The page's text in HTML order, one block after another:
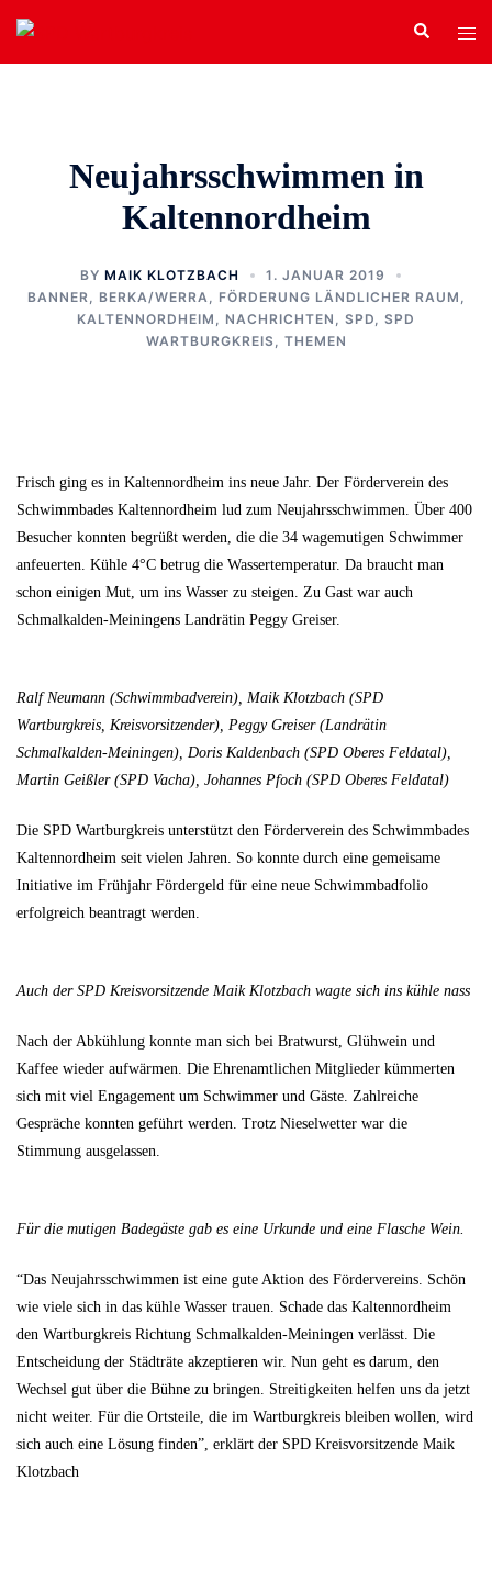
Zum
Inhalt
springen
Search
Neujahrsschwimmen in
Kaltennordheim
BY MAIK KLOTZBACH
1. JANUAR 2019
BANNER
BERKA/WERRA FÖRDERUNG LÄNDLICHER RAUM
KALTENNORDHEIM
NACHRICHTEN SPD
SPD
WARTBURGKREIS
THEMEN
Frisch ging es in Kaltennordheim ins neue Jahr. Der Förderverein des
Schwimmbades Kaltennordheim lud zum Neujahrsschwimmen. Über 400
Besucher konnten begrüßt werden, die die 34 wagemutigen Schwimmer
anfeuerten. Kühle 4°C betrug die Wassertemperatur. Da braucht man
schon einigen Mut, um ins Wasser zu steigen. Zu Gast war auch
Schmalkalden-Meiningens Landrätin Peggy Greiser.
Ralf Neumann (Schwimmbadverein), Maik Klotzbach (SPD
Wartburgkreis, Kreisvorsitzender), Peggy Greiser (Landrätin
Schmalkalden-Meiningen), Doris Kaldenbach (SPD Oberes Feldatal),
Martin Geißler (SPD Vacha), Johannes Pfoch (SPD Oberes Feldatal)
Die SPD Wartburgkreis unterstützt den Förderverein des Schwimmbades
Kaltennordheim seit vielen Jahren. So konnte durch eine gemeisame
Initiative im Frühjahr Fördergeld für eine neue Schwimmbadfolio
erfolgreich beantragt werden.
Auch der SPD Kreisvorsitzende Maik Klotzbach wagte sich ins kühle nass
Nach der Abkühlung konnte man sich bei Bratwurst, Glühwein und
Kaffee wieder aufwärmen. Die Ehrenamtlichen Mitglieder kümmerten
sich mit viel Engagement um Schwimmer und Gäste. Zahlreiche
Gespräche konnten geführt werden. Trotz Nieselwetter war die
Stimmung ausgelassen.
Für die mutigen Badegäste gab es eine Urkunde und eine Flasche Wein.
“Das Neujahrsschwimmen ist eine gute Aktion des Fördervereins. Schön
wie viele sich in das kühle Wasser trauen. Schade das Kaltennordheim
den Wartburgkreis Richtung Schmalkalden-Meiningen verlässt. Die
Entscheidung der Städträte akzeptieren wir. Nun geht es darum, den
Wechsel gut über die Bühne zu bringen. Streitigkeiten helfen uns da jetzt
nicht weiter. Für die Ortsteile, die im Wartburgkreis bleiben wollen, wird
sich auch eine Lösung finden”, erklärt der SPD Kreisvorsitzende Maik
Klotzbach